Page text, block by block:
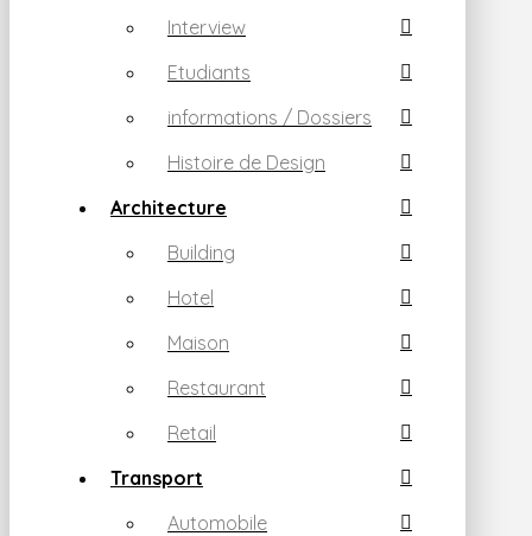
Interview
Etudiants
informations / Dossiers
Histoire de Design
Architecture
Building
Hotel
Maison
Restaurant
Retail
Transport
Automobile